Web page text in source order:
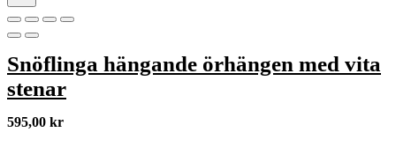
Snöflinga hängande örhängen med vita
stenar
595,00 kr